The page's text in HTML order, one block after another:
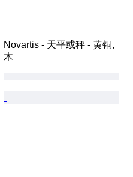
Novartis - 天平或秤 - 黄铜,
木